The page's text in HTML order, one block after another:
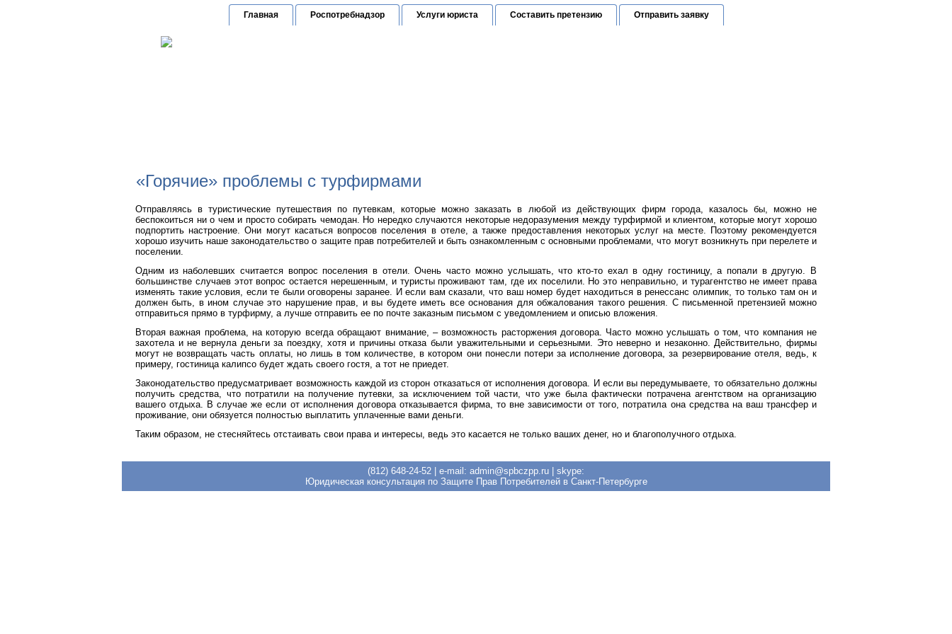
Главная Роспотребнадзор Услуги юриста Составить претензию Отправить заявку
«Горячие» проблемы с турфирмами
Отправляясь в туристические путешествия по путевкам, которые можно заказать в любой из действующих фирм города, казалось бы, можно не
беспокоиться ни о чем и просто собирать чемодан. Но нередко случаются некоторые недоразумения между турфирмой и клиентом, которые могут хорошо
подпортить настроение. Они могут касаться вопросов поселения в отеле, а также предоставления некоторых услуг на месте. Поэтому рекомендуется
хорошо изучить наше законодательство о защите прав потребителей и быть ознакомленным с основными проблемами, что могут возникнуть при перелете и
поселении.
Одним из наболевших считается вопрос поселения в отели. Очень часто можно услышать, что кто-то ехал в одну гостиницу, а попали в другую. В
большинстве случаев этот вопрос остается нерешенным, и туристы проживают там, где их поселили. Но это неправильно, и турагентство не имеет права
изменять такие условия, если те были оговорены заранее. И если вам сказали, что ваш номер будет находиться в ренессанс олимпик, то только там он и
должен быть, в ином случае это нарушение прав, и вы будете иметь все основания для обжалования такого решения. С письменной претензией можно
отправиться прямо в турфирму, а лучше отправить ее по почте заказным письмом с уведомлением и описью вложения.
Вторая важная проблема, на которую всегда обращают внимание, – возможность расторжения договора. Часто можно услышать о том, что компания не
захотела и не вернула деньги за поездку, хотя и причины отказа были уважительными и серьезными. Это неверно и незаконно. Действительно, фирмы
могут не возвращать часть оплаты, но лишь в том количестве, в котором они понесли потери за исполнение договора, за резервирование отеля, ведь, к
примеру, гостиница калипсо будет ждать своего гостя, а тот не приедет.
Законодательство предусматривает возможность каждой из сторон отказаться от исполнения договора. И если вы передумываете, то обязательно должны
получить средства, что потратили на получение путевки, за исключением той части, что уже была фактически потрачена агентством на организацию
вашего отдыха. В случае же если от исполнения договора отказывается фирма, то вне зависимости от того, потратила она средства на ваш трансфер и
проживание, они обязуется полностью выплатить уплаченные вами деньги.
Таким образом, не стесняйтесь отстаивать свои права и интересы, ведь это касается не только ваших денег, но и благополучного отдыха.
(812) 648-24-52 | e-mail: admin@spbczpp.ru | skype:
Юридическая консультация по Защите Прав Потребителей в Санкт-Петербурге